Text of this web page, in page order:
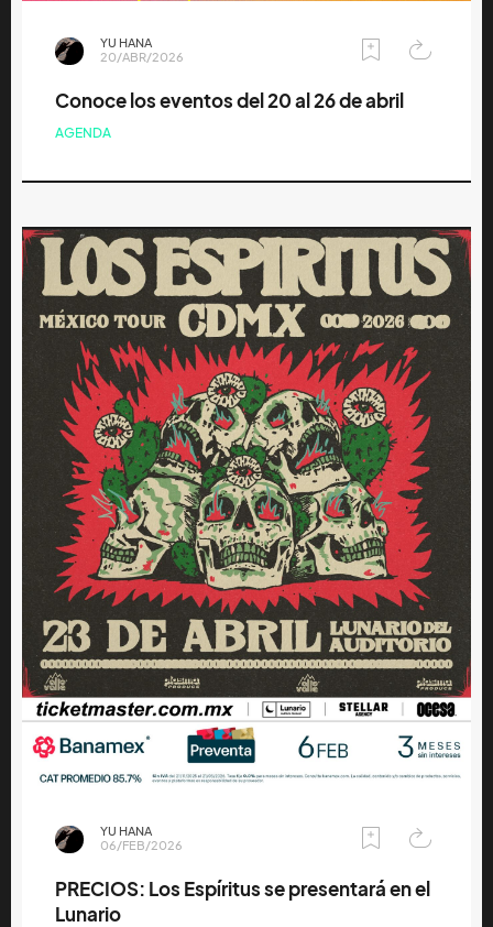
YU HANA
20/ABR/2026
Conoce los eventos del 20 al 26 de abril
AGENDA
YU HANA
06/FEB/2026
PRECIOS: Los Espíritus se presentará en el
Lunario